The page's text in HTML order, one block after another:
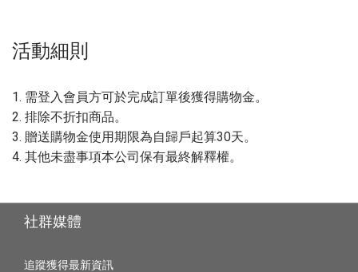
活動細則
1. 需登入會員方可於完成訂單後獲得購物金。
2. 排除不折扣商品。
3. 贈送購物金使用期限為自歸戶起算30天。
4. 其他未盡事項本公司保有最終解釋權。
社群媒體
追蹤獲得最新資訊